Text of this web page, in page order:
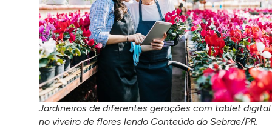
Jardineiros de diferentes gerações com tablet digital
no viveiro de flores lendo Conteúdo do Sebrae/PR.